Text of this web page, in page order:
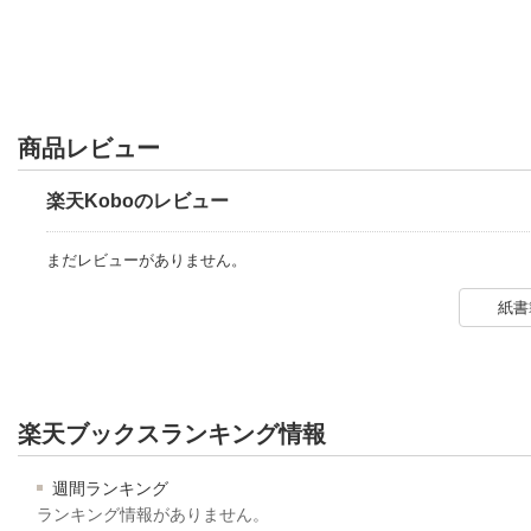
商品レビュー
楽天Koboのレビュー
まだレビューがありません。
紙
楽天ブックスランキング情報
週間ランキング
ランキング情報がありません。